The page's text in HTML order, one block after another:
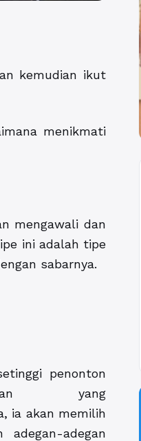
kemudian ikut
menikmati
mengawali dan
ini adalah tipe
sabarnya.
penonton
yang
ia akan memilih
adegan